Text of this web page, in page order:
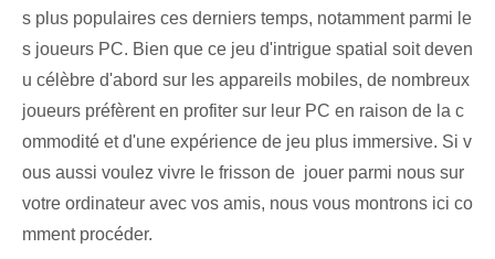
s plus populaires ces derniers temps, notamment parmi le
s joueurs PC. Bien que ce ⁢jeu d'intrigue‌ spatial soit deven
u célèbre ⁣d'abord sur les appareils mobiles, de nombreux
joueurs préfèrent en profiter sur leur PC en raison de la c
ommodité et d'une expérience de jeu plus immersive.‌ Si v
ous ⁣aussi ⁤voulez vivre le frisson⁤ de ⁤ jouer parmi nous sur
votre ordinateur avec vos amis, nous vous montrons ici co
mment procéder.